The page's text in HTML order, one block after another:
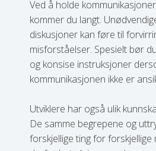
Ved å holde
kommer du langt.
diskusjoner kan føre til
misforståelser. Spesielt bør
og konsise instruksjoner
kommunikasjonen ikke er
Utviklere har også ulik
De samme begrepene og
forskjellige ting for forskjellige